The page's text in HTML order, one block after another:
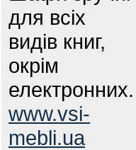
для всіх
видів книг,
окрім
електронних.
www.vsi-
mebli.ua